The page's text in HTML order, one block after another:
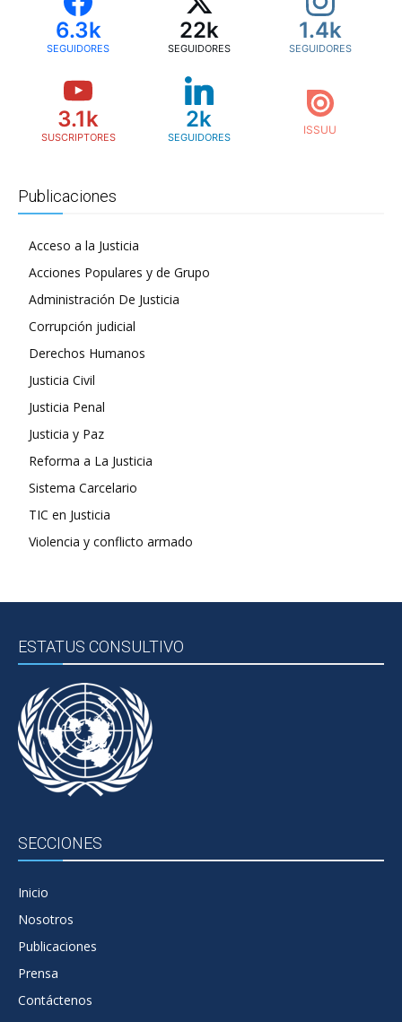
6.3k
SEGUIDORES
22k
SEGUIDORES
1.4k
SEGUIDORES
3.1k
SUSCRIPTORES
2k
SEGUIDORES
Publicaciones
Acceso a la Justicia
Acciones Populares y de Grupo
Administración De Justicia
Corrupción judicial
Derechos Humanos
Justicia Civil
Justicia Penal
Justicia y Paz
Reforma a La Justicia
Sistema Carcelario
TIC en Justicia
Violencia y conflicto armado
ESTATUS CONSULTIVO
SECCIONES
Inicio
Nosotros
Publicaciones
Prensa
Contáctenos